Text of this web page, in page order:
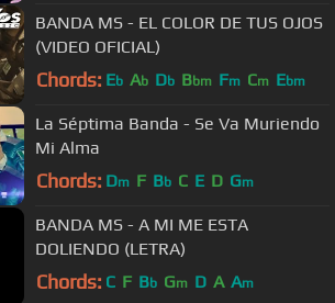
BANDA MS - EL COLOR DE TUS OJOS
(VIDEO OFICIAL)
Chords: Eb Ab Db Bbm Fm Cm Ebm
La Séptima Banda - Se Va Muriendo
Mi Alma
Chords: Dm F Bb C E D Gm
BANDA MS - A MI ME ESTA
DOLIENDO (LETRA)
Chords: C F Bb Gm D A Am